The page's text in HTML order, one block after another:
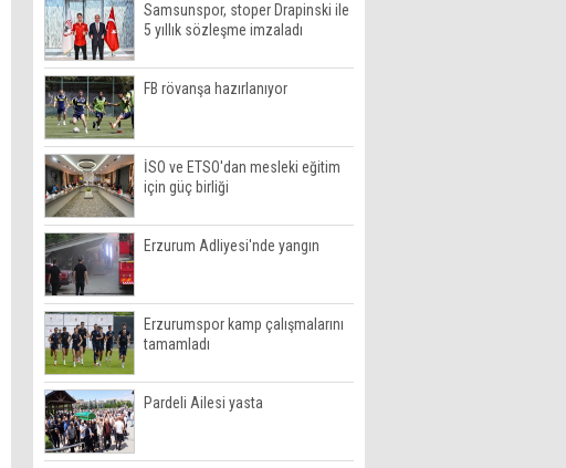
Samsunspor, stoper Drapinski ile
5 yıllık sözleşme imzaladı
FB rövanşa hazırlanıyor
İSO ve ETSO'dan mesleki eğitim
için güç birliği
Erzurum Adliyesi'nde yangın
Erzurumspor kamp çalışmalarını
tamamladı
Pardeli Ailesi yasta